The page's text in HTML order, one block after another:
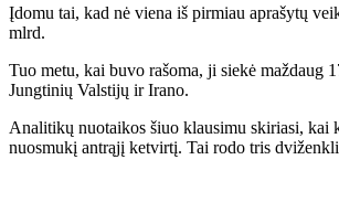
Įdomu tai, kad nė viena iš pirmiau aprašytų
mlrd.
Tuo metu, kai buvo rašoma, ji siekė maždaug
Jungtinių Valstijų ir Irano.
Analitikų nuotaikos šiuo klausimu skiriasi, kai
nuosmukį antrąjį ketvirtį. Tai rodo tris